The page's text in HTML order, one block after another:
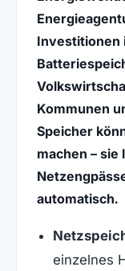
Investitionen
Kommunen
Speicher
machen –
automatisch.
einzelnes